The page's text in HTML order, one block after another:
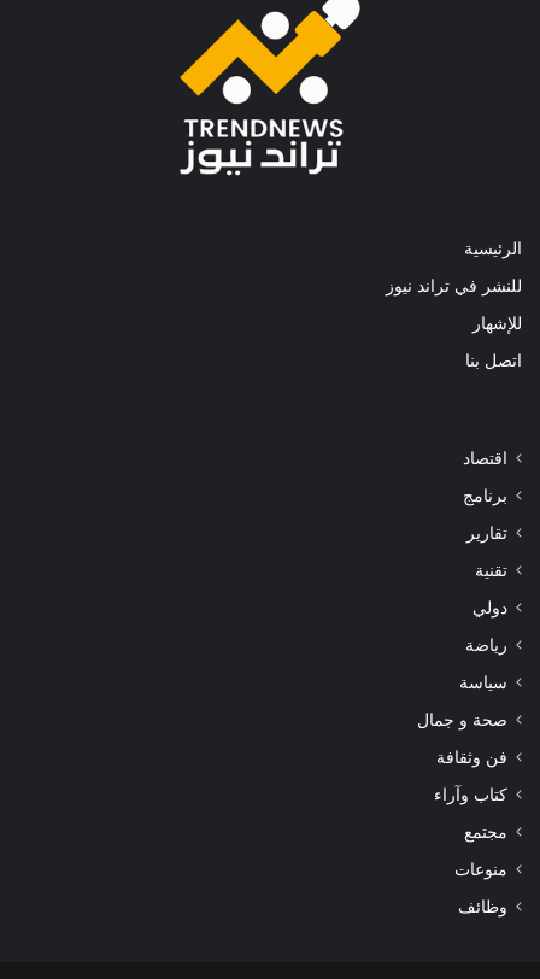
الرئيسية
للنشر في تراند نيوز
للإشهار
اتصل بنا
اقتصاد
برنامج
تقارير
تقنية
دولي
رياضة
سياسة
صحة و جمال
فن وثقافة
كتاب وآراء
مجتمع
منوعات
وظائف